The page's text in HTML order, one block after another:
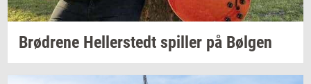
Brød­re­ne Hel­ler­stedt spil­ler på Bøl­gen